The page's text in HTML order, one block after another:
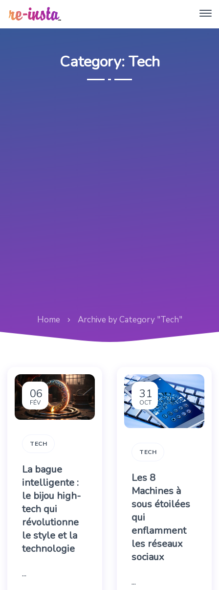
Category: Tech
Home Archive by Category "Tech"
06
FÉV
TECH
La bague
intelligente :
le bijou high-
tech qui
révolutionne
le style et la
technologie
...
31
OCT
TECH
Les 8
Machines à
sous étoilées
qui
enflamment
les réseaux
sociaux
...